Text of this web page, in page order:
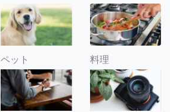
ペット 料理